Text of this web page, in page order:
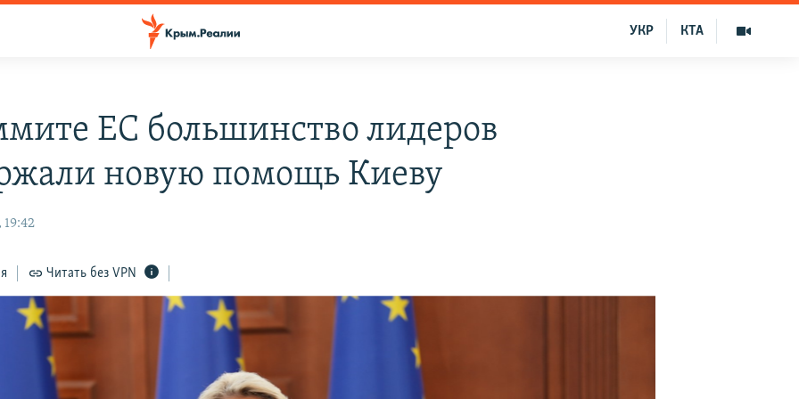
КТА
УКР
ЕС большинство лидеров
новую помощь Киеву
19:42
Читать без VPN